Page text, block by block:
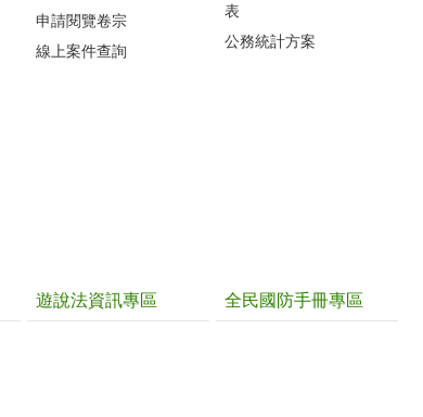
申請閱覽卷宗
線上案件查詢
表
公務統計方案
遊說法資訊專區 全民國防手冊專區